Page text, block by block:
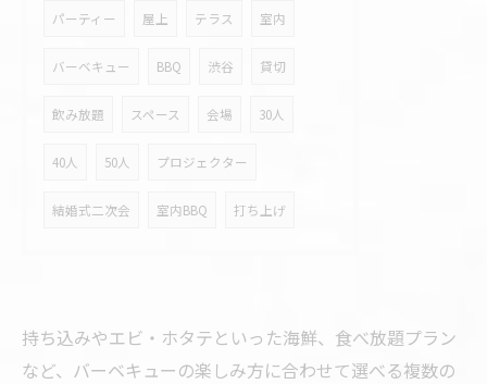
パーティー 屋上 テラス 室内
バーベキュー BBQ 渋谷 貸切
飲み放題 スペース 会場 30人
40人 50人 プロジェクター
結婚式二次会 室内BBQ 打ち上げ
持ち込みやエビ・ホタテといった海鮮、食べ放題プラン
など、バーベキューの楽しみ方に合わせて選べる複数の